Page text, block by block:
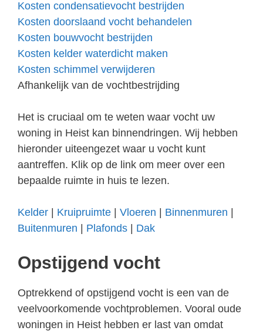
Kosten condensatievocht bestrijden
Kosten doorslaand vocht behandelen
Kosten bouwvocht bestrijden
Kosten kelder waterdicht maken
Kosten schimmel verwijderen
Afhankelijk van de vochtbestrijding
Het is cruciaal om te weten waar vocht uw
woning in Heist kan binnendringen. Wij hebben
hieronder uiteengezet waar u vocht kunt
aantreffen. Klik op de link om meer over een
bepaalde ruimte in huis te lezen.
Kelder Kruipruimte Vloeren Binnenmuren
Buitenmuren
Plafonds Dak
Opstijgend vocht
Optrekkend of opstijgend vocht is een van de
veelvoorkomende vochtproblemen. Vooral oude
woningen in Heist hebben er last van omdat